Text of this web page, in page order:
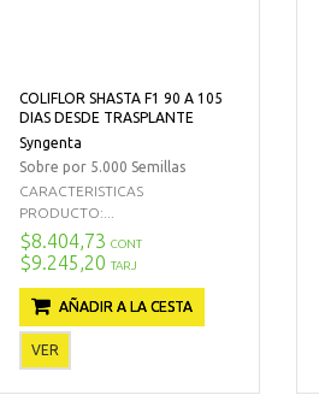
COLIFLOR SHASTA F1 90 A 105
DIAS DESDE TRASPLANTE
Syngenta
Sobre por 5.000 Semillas
CARACTERISTICAS
PRODUCTO:...
$8.404,73 CONT
$9.245,20 TARJ
AÑADIR A LA CESTA
VER